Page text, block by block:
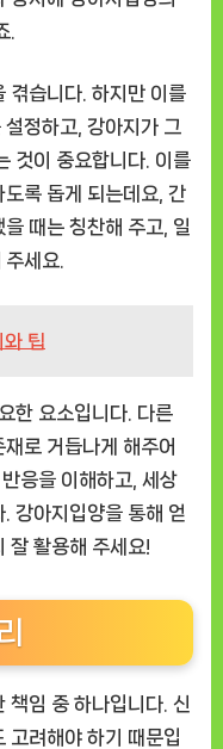
.
겪습니다. 하지만 이를
정하고, 강아지가 그
것이 중요합니다. 이를
록 돕게 되는데요, 간
때는 칭찬해 주고, 일
세요.
팁
한 요소입니다. 다른
로 거듭나게 해주어
응을 이해하고, 세상
강아지입양을 통해 얻
잘 활용해 주세요!
책임 중 하나입니다. 신
고려해야 하기 때문입